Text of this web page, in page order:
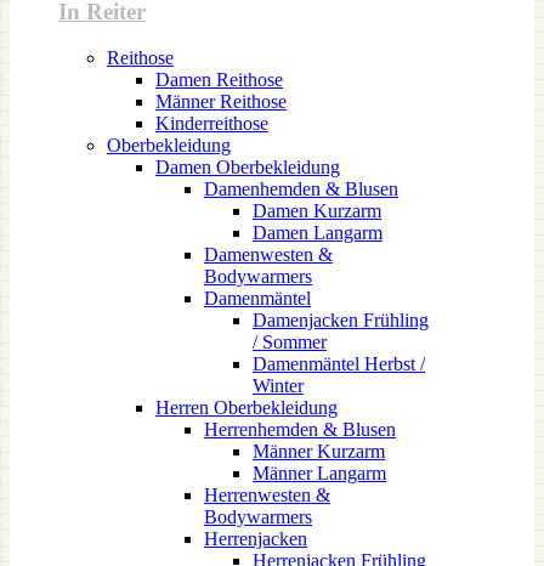
In Reiter
Reithose
Damen Reithose
Männer Reithose
Kinderreithose
Oberbekleidung
Damen Oberbekleidung
Damenhemden & Blusen
Damen Kurzarm
Damen Langarm
Damenwesten &
Bodywarmers
Damenmäntel
Damenjacken Frühling
/ Sommer
Damenmäntel Herbst /
Winter
Herren Oberbekleidung
Herrenhemden & Blusen
Männer Kurzarm
Männer Langarm
Herrenwesten &
Bodywarmers
Herrenjacken
Herrenjacken Frühling